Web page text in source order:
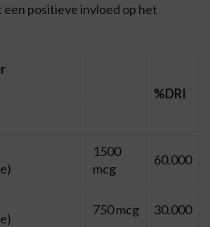
positieve invloed op het
%DRI
1500
mcg
60.000
750 mcg 30.000